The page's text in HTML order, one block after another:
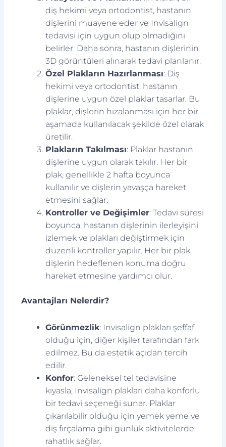
diş hekimi veya ortodontist, hastanın
dişlerini muayene eder ve Invisalign
tedavisi için uygun olup olmadığını
belirler. Daha sonra, hastanın dişlerinin
3D görüntüleri alınarak tedavi planlanır.
Özel Plakların Hazırlanması: Diş
hekimi veya ortodontist, hastanın
dişlerine uygun özel plaklar tasarlar. Bu
plaklar, dişlerin hizalanması için her bir
aşamada kullanılacak şekilde özel olarak
üretilir.
Plakların Takılması: Plaklar hastanın
dişlerine uygun olarak takılır. Her bir
plak, genellikle 2 hafta boyunca
kullanılır ve dişlerin yavaşça hareket
etmesini sağlar.
Kontroller ve Değişimler: Tedavi süresi
boyunca, hastanın dişlerinin ilerleyişini
izlemek ve plakları değiştirmek için
düzenli kontroller yapılır. Her bir plak,
dişlerin hedeflenen konuma doğru
hareket etmesine yardımcı olur.
Avantajları Nelerdir?
Görünmezlik: Invisalign plakları şeffaf
olduğu için, diğer kişiler tarafından fark
edilmez. Bu da estetik açıdan tercih
edilir.
Konfor: Geleneksel tel tedavisine
kıyasla, Invisalign plakları daha konforlu
bir tedavi seçeneği sunar. Plaklar
çıkarılabilir olduğu için yemek yeme ve
diş fırçalama gibi günlük aktivitelerde
rahatlık sağlar.